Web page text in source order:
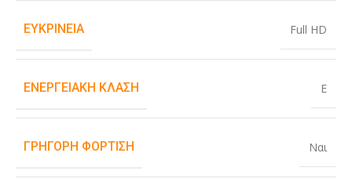
ΕΥΚΡΊΝΕΙΑ Full HD
ΕΝΕΡΓΕΙΑΚΉ ΚΛΆΣΗ E
ΓΡΉΓΟΡΗ ΦΌΡΤΙΣΗ Ναι